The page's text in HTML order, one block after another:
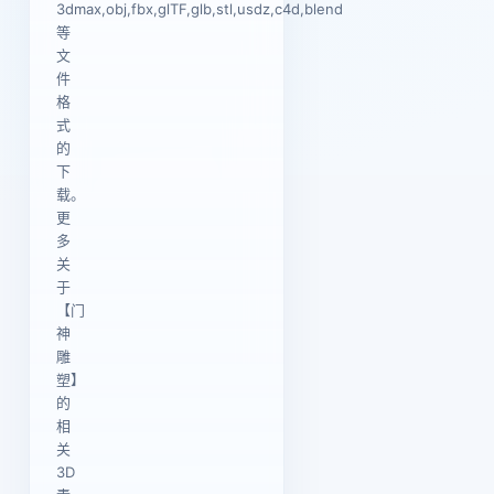
3dmax,obj,fbx,glTF,glb,stl,usdz,c4d,blend
等
文
件
格
式
的
下
载。
更
多
关
于
【门
神
雕
塑】
的
相
关
3D